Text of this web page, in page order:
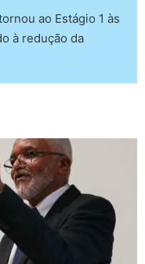
ao Estágio 1 às
à redução da